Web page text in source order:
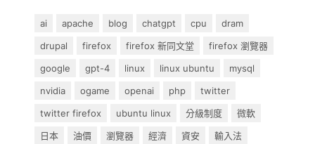
ai apache blog chatgpt cpu
dram
drupal
firefox firefox 新同文堂
firefox 瀏覽器
google
gpt-4 linux linux ubuntu
mysql
nvidia
ogame openai php
twitter
twitter firefox
ubuntu linux 分級制度
微軟
日本
油價 瀏覽器 經濟 資安 輸入法